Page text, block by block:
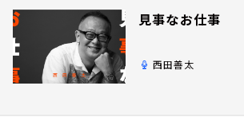
見事なお仕事
西田善太